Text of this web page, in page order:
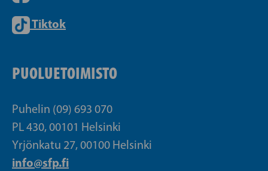
Tiktok
PUOLUETOIMISTO
Puhelin (09) 693 070
PL 430, 00101 Helsinki
Yrjönkatu 27, 00100 Helsinki
info@sfp.fi